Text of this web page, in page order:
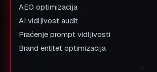
AEO optimizacija
AI vidljivost audit
Praćenje prompt vidljivosti
Brand entitet optimizacija